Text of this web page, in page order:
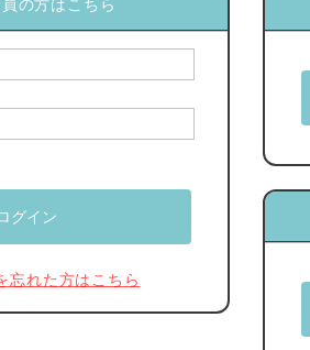
の方はこちら
忘れた方はこちら